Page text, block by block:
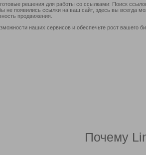
решения для работы со ссылками: Поиск
не появились ссылки на ваш сайт, здесь вы всегда
продвижения.
наших сервисов и обеспечьте рост вашего
Почему